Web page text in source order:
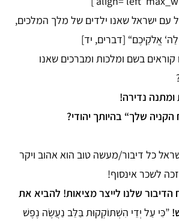
עם ישראל שאנו ילדים של מלך המלכים,
אֱלֹקֵיכֶם“ [דברים, יד]
בשם ומלכות ומברכים שאנו
ומתנה נדירה!
שלך“ בהיותך יהודי?
כל דיבור/מעשה טוב הוא אהוב ויקר
לשכר אינסוף!
הדיבור שלנו לייצר מציאות! להביא את
”כִּי עַל יְדֵי הִשְׁתּוֹקְקוּת בַּלֵּב נַעֲשֶׂה נֶפֶשׁ